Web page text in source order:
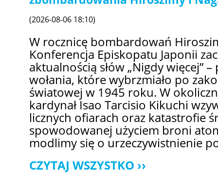
(2026-08-06 18:10)
W rocznicę bombardowań
Konferencja Episkopatu Japonii
aktualnością słów „Nigdy więcej”
wołania, które wybrzmiało po
światowej w 1945 roku. W
kardynał Isao Tarcisio Kikuchi
licznych ofiarach oraz katastrofie
spowodowanej użyciem broni
modlimy się o urzeczywistnienie
CZYTAJ WSZYSTKO